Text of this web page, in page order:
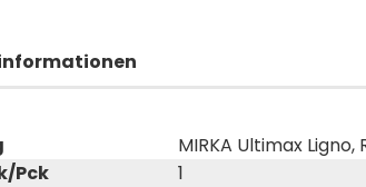
MIRKA Ultimax Ligno,
Pck
1